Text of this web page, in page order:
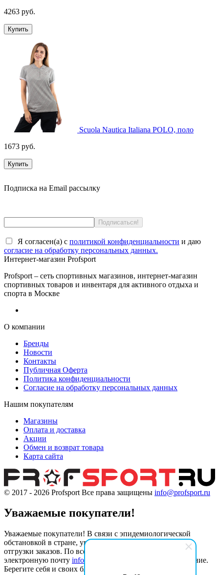
4263 руб.
Купить
Scuola Nautica Italiana POLO, поло
1673 руб.
Купить
Подписка на Email рассылку
Я согласен(a) с политикой конфиденциальности и даю
согласие на обработку персональных данных.
Интернет-магазин Profsport
Profsport – сеть спортивных магазинов, интернет-магазин
спортивных товаров и инвентаря для активного отдыха и
спорта в Москве
О компании
Бренды
Новости
Контакты
Публичная Оферта
Политика конфиденциальности
Согласие на обработку персональных данных
Нашим покупателям
Магазины
Оплата и доставка
Акции
Обмен и возврат товара
Карта сайта
© 2017 - 2026 Profsport Все права защищены info@profsport.ru
Уважаемые покупатели!
Уважаемые покупатели! В связи с эпидемиологической
обстановкой в стране, увеличен интервал обработки и
отгрузки заказов. По всем вопросам обращайтесь на
электронную почту info@profsport.ru
Спасибо за понимание.
Берегите себя и своих близких!